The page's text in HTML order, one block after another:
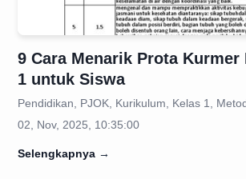
9 Cara Menarik Prota Kurmer
1 untuk Siswa
Pendidikan, PJOK, Kurikulum, Kelas 1,
02, Nov, 2025, 10:35:00
Selengkapnya →